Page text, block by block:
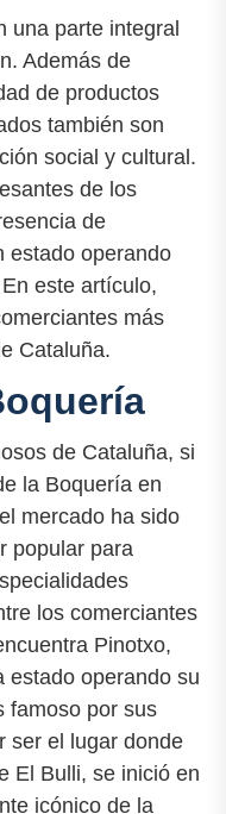
una parte integral
Además de
de productos
también son
social y cultural.
de los
de
estado operando
este artículo,
más
Cataluña.
de Cataluña, si
la Boquería en
mercado ha sido
popular para
los comerciantes
Pinotxo,
estado operando su
famoso por sus
ser el lugar donde
El Bulli, se inició en
icónico de la